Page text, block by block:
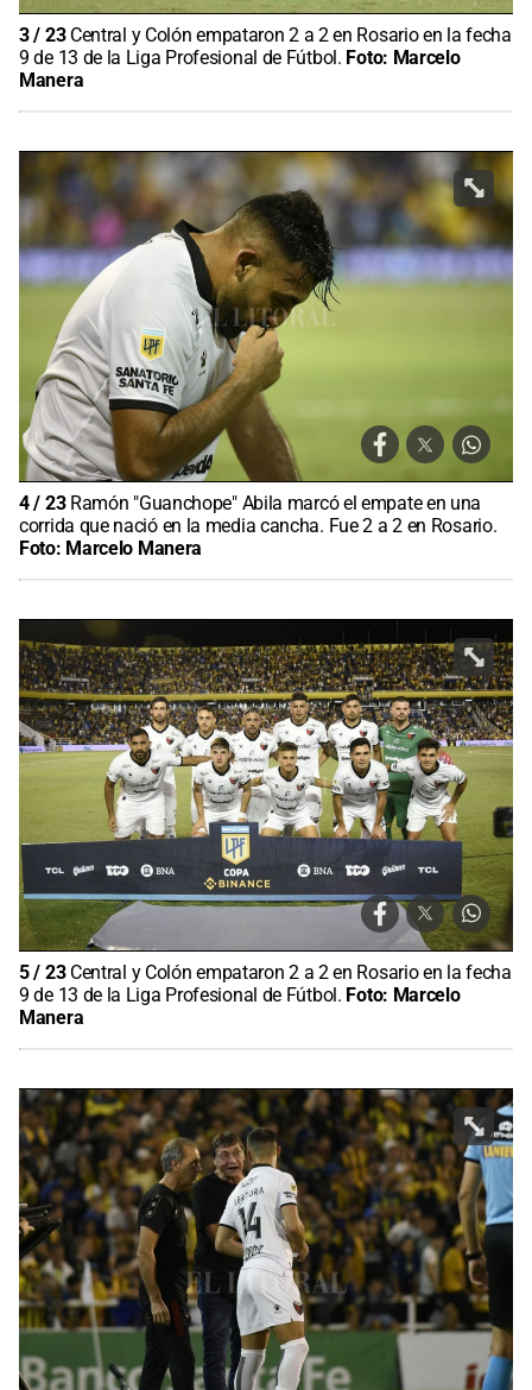
3/ 23 Central y Colón empataron 2 a 2 en Rosario en la fecha
9 de 13 de la Liga Profesional de Fútbol. Foto: Marcelo
Manera
4/ 23 Ramón "Guanchope" Abila marcó el empate en una
corrida que nació en la media cancha. Fue 2 a 2 en Rosario.
Foto: Marcelo Manera
5/ 23 Central y Colón empataron 2 a 2 en Rosario en la fecha
9 de 13 de la Liga Profesional de Fútbol. Foto: Marcelo
Manera